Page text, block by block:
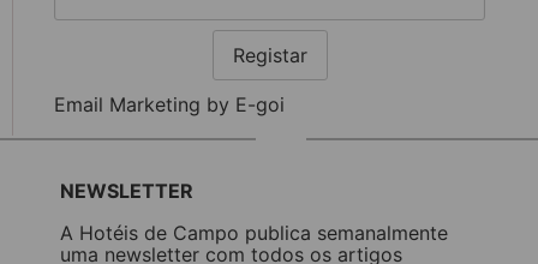
Registar
Email Marketing by E-goi
NEWSLETTER
A Hotéis de Campo publica semanalmente
uma newsletter com todos os artigos